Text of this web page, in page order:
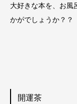
大好きな本を、お風
かがでしょうか？？
開運茶